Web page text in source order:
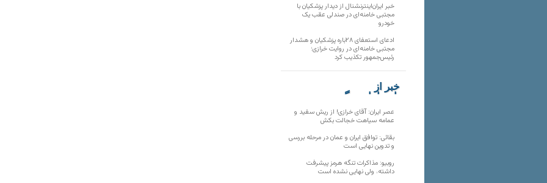
خبر ایران‌اینترنشنال از دیدار پزشکیان با
مجتبی خامنه‌ای در صندلی عقب یک
خودرو
ادعای استعفای ۲۸باره پزشکیان و هشدار
مجتبی خامنه‌ای در روایت خرازی؛
رئیس‌جمهور تکذیب کرد
خبر از
تارنماهای دیگر
عصر ایران: آقای خرازی! از ریش سفید و
عمامه سیاهت خجالت بکش
بقائی: توافق ایران و عمان در مرحله بررسی
و تدوین نهایی است
روبیو: مذاکرات تنگه هرمز پیشرفت
داشته، ولی نهایی نشده است